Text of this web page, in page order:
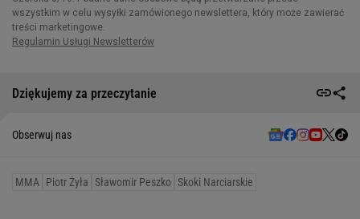
Dziękujemy za przeczytanie
Obserwuj nas
MMA Piotr Żyła Sławomir Peszko Skoki Narciarskie